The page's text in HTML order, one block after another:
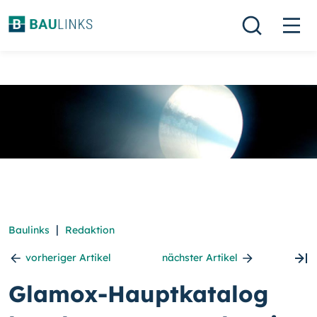
Baulinks | Redaktion
vorheriger Artikel nächster Artikel
Glamox-Hauptkatalog